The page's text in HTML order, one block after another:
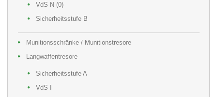
VdS N (0)
Sicherheitsstufe B
Munitionsschränke / Munitionstresore
Langwaffentresore
Sicherheitsstufe A
VdS I